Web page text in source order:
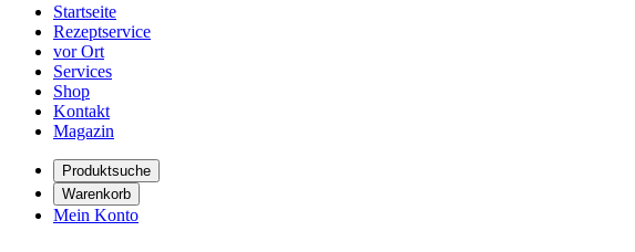
Startseite
Rezeptservice
vor Ort
Services
Shop
Kontakt
Magazin
Produktsuche
Warenkorb
Mein Konto